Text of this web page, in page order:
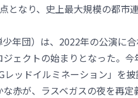
となり、史上最大規模の都市
年団）は、2022年の公演に
ェクトの始まりとなった。
レッドイルミネーション」を
な赤が、ラスベガスの夜を再